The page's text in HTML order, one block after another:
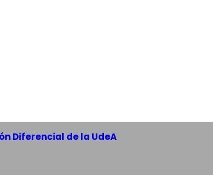
Diferencial de la UdeA